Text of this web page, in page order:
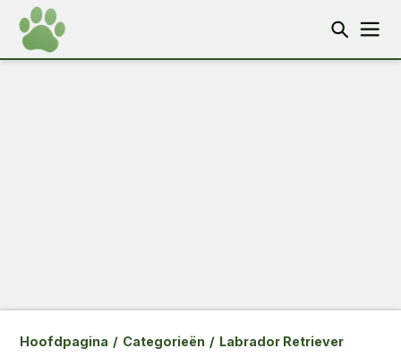
Hoofdpagina / Categorieën / Labrador Retriever